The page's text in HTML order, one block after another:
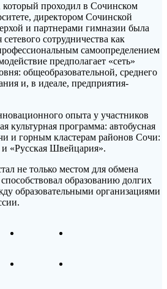
проходил в Сочинском
директором Сочинской
и партнерами гимназии была
сотрудничества как
самоопределением
предполагает «сеть»
общеобразовательной, среднего
и, в идеале, предприятия-
опыта у участников
культурная программа: автобусная
и горным кластерам районов Сочи:
«Русская Швейцария».
не только местом для обмена
образованию долгих
образовательными организациями